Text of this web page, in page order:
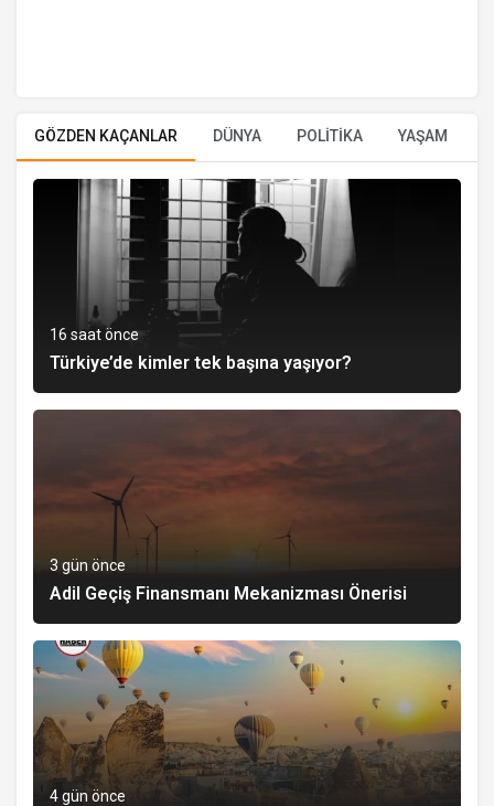
GÖZDEN KAÇANLAR DÜNYA POLİTİKA YAŞAM
16 saat önce
Türkiye’de kimler tek başına yaşıyor?
3 gün önce
Adil Geçiş Finansmanı Mekanizması Önerisi
4 gün önce